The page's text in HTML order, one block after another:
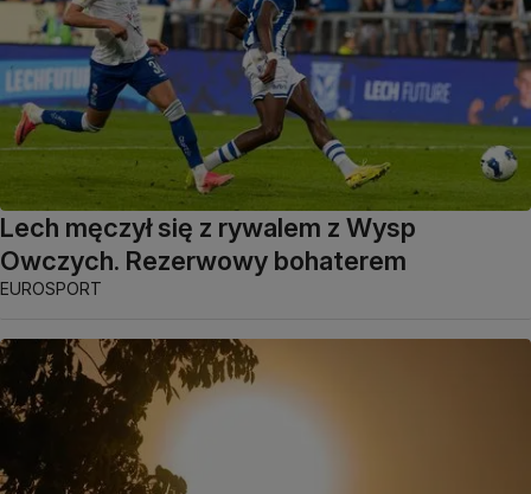
Lech męczył się z rywalem z Wysp
Owczych. Rezerwowy bohaterem
EUROSPORT